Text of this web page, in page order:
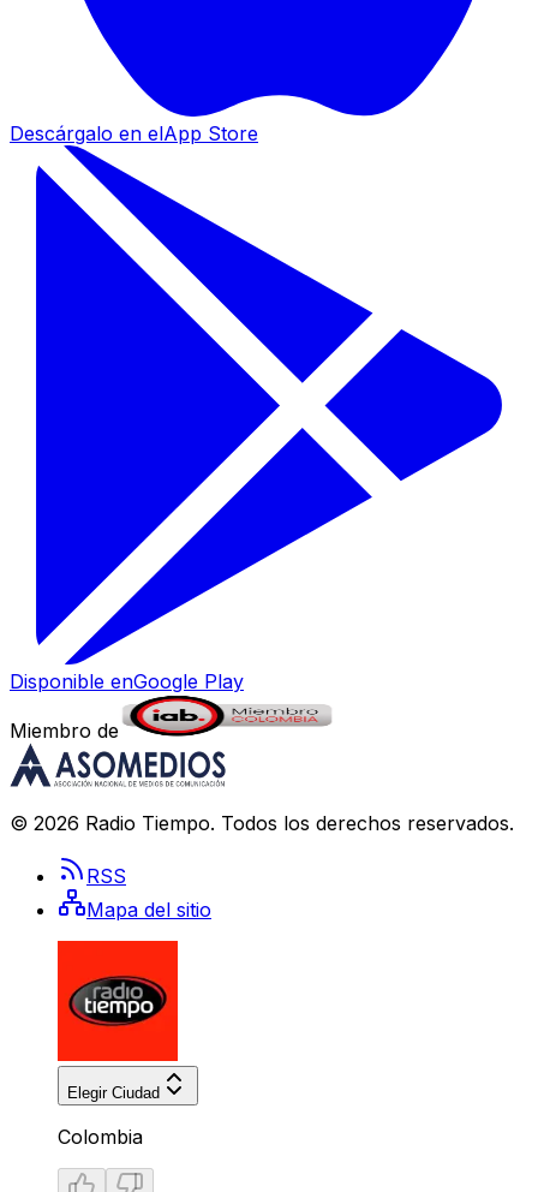
Descárgalo en elApp Store
Disponible enGoogle Play
Miembro de
© 2026 Radio Tiempo. Todos los derechos reservados.
RSS
Mapa del sitio
Elegir Ciudad
Colombia